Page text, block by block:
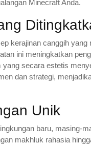
Minecraft Anda.
kerajinan canggih
ini meningkatkan
secara estetis
dan strategi,
Unik
baru, masing-
makhluk rahasia